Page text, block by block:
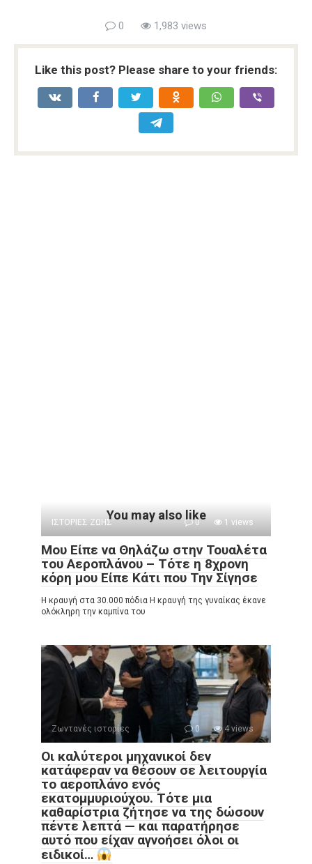
0 1,983 views
Like this post? Please share to your friends:
You may also like
ΙΣΤΟΡΙΕΣ ΖΩΗΣ 0 1 views
Μου Είπε να Θηλάζω στην Τουαλέτα
του Αεροπλάνου – Τότε η 8χρονη
κόρη μου Είπε Κάτι που Την Σίγησε
Η κραυγή στα 30.000 πόδια Η κραυγή της γυναίκας έκανε
ολόκληρη την καμπίνα του
Ζωντανές ιστορίες 0 4 views
Οι καλύτεροι μηχανικοί δεν
κατάφεραν να θέσουν σε λειτουργία
το αεροπλάνο ενός
εκατομμυριούχου. Τότε μια
καθαρίστρια ζήτησε να της δώσουν
πέντε λεπτά — και παρατήρησε
αυτό που είχαν αγνοήσει όλοι οι
ειδικοί…